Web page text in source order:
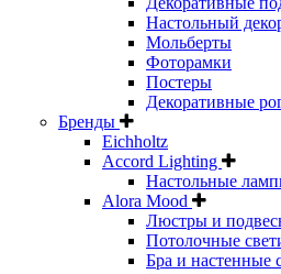
Настольный
Мольберты
Фоторамки
Постеры
Декоративные
Бренды
Eichholtz
Accord Lighting
Настольные
Alora Mood
Люстры и
Потолочные
Бра и настенные